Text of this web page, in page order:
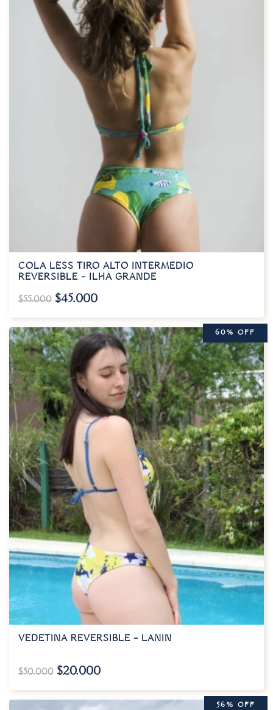
COLA LESS TIRO ALTO INTERMEDIO
REVERSIBLE – ILHA GRANDE
$55.000 $45.000
60% OFF
VEDETINA REVERSIBLE – LANIN
$50.000 $20.000
56% OFF